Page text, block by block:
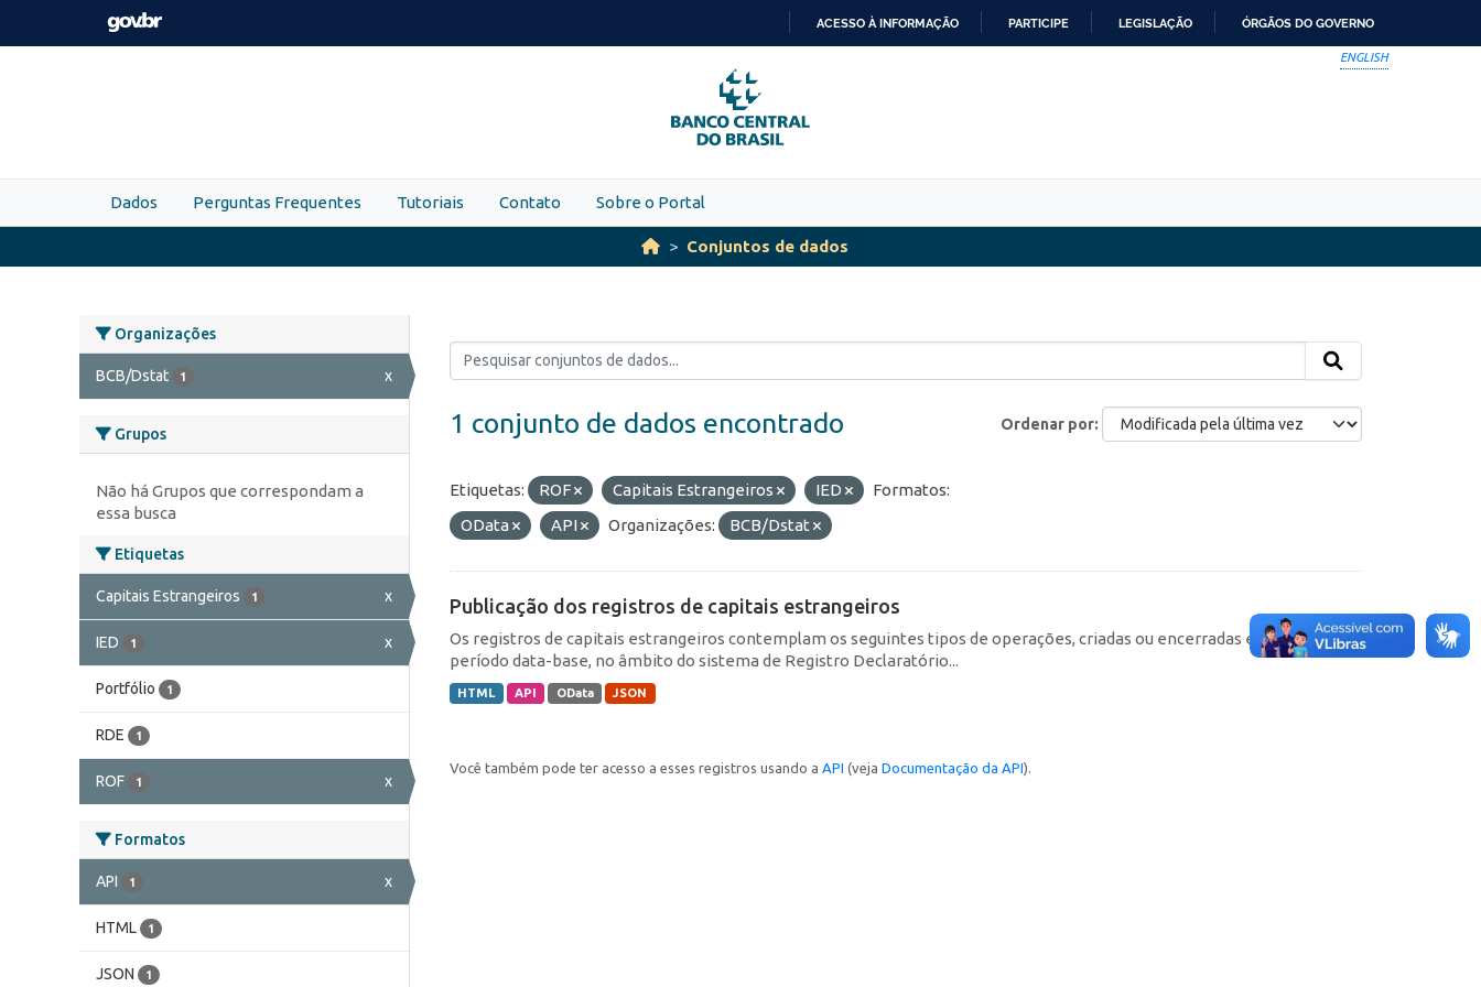
Skip to main content
PARA
O
CONTEÚDO
ACESSO À INFORMAÇÃO PARTICIPE LEGISLAÇÃO ÓRGÃOS DO GOVERNO
ENGLISH
Dados Perguntas Frequentes Tutoriais Contato Sobre o Portal
Conjuntos de dados
Organizações
BCB/Dstat 1 x
Grupos
Não há Grupos que correspondam a
essa busca
Etiquetas
Capitais Estrangeiros 1 x
IED 1 x
Portfólio 1
RDE 1
ROF 1 x
Formatos
API 1 x
HTML 1
JSON 1
Ordenar por
1 conjunto de dados encontrado
Etiquetas: ROF Capitais Estrangeiros IED
Formatos:
OData
API Organizações: BCB/Dstat
Publicação dos registros de capitais estrangeiros
Os registros de capitais estrangeiros contemplam os seguintes tipos de operações, criadas ou encerradas em cada
período data-base, no âmbito do sistema de Registro Declaratório...
HTML API OData JSON
Você também pode ter acesso a esses registros usando a API (veja Documentação da API).